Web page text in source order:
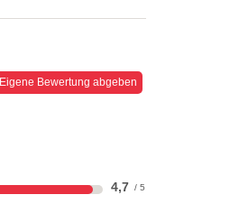
Eigene Bewertung abgeben
4,7